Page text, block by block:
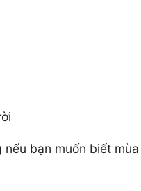
bạn muốn biết